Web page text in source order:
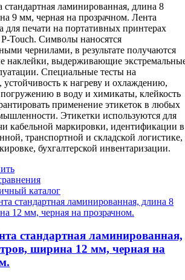
стандартная ламинированная, длина 8
9 мм, черная на прозрачном. Лента
для печати на портативных принтерах
Touch. Символы наносятся
чернилами, в результате получаются
наклейки, выдерживающие
Специальные тесты на
устойчивость к нагреву и охлаждению,
в воду и химикаты, клейкость
применение этикеток в любых
Этикетки используются для
кабельной маркировки, идентификации в
транспортной и складской логистике,
бухгалтерской инвентаризации.
каталог
стандартная ламинированная,
ширина 12 мм, черная на